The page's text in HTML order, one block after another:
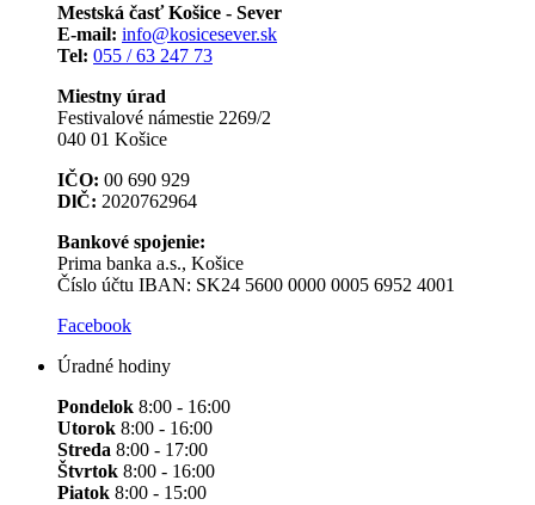
Mestská časť Košice - Sever
E-mail: info@kosicesever.sk
Tel: 055 / 63 247 73
Miestny úrad
Festivalové námestie 2269/2
040 01 Košice
IČO: 00 690 929
DlČ: 2020762964
Bankové spojenie:
Prima banka a.s., Košice
Číslo účtu IBAN: SK24 5600 0000 0005 6952 4001
Facebook
Úradné hodiny
Pondelok 8:00 - 16:00
Utorok 8:00 - 16:00
Streda 8:00 - 17:00
Štvrtok 8:00 - 16:00
Piatok 8:00 - 15:00